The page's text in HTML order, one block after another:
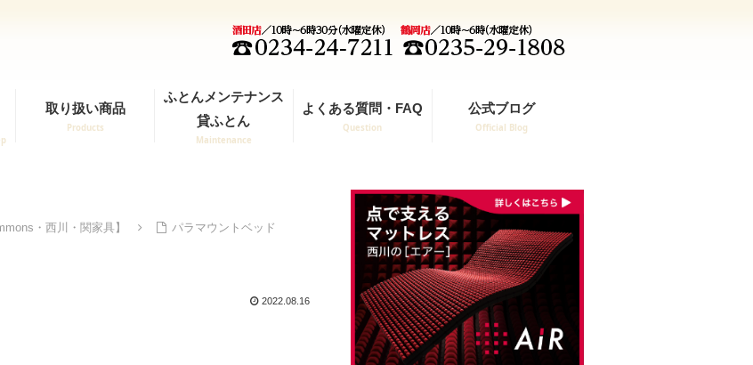
取り扱い商品
Products
ふとんメンテナンス
貸ふとん
Maintenance
よくある質問・FAQ
Question
公式ブログ
Official Blog
・西川・関家具】 パラマウントベッド
2022.08.16